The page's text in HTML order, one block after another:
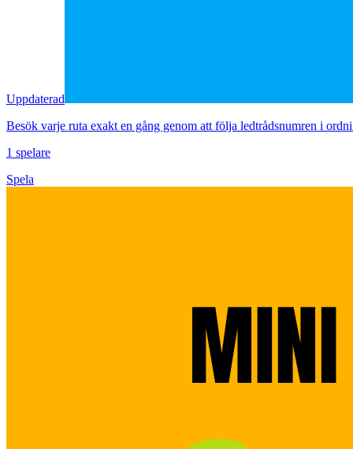
Uppdaterad
Besök varje ruta exakt en gång genom att följa ledtrådsnumren i
1 spelare
Spela